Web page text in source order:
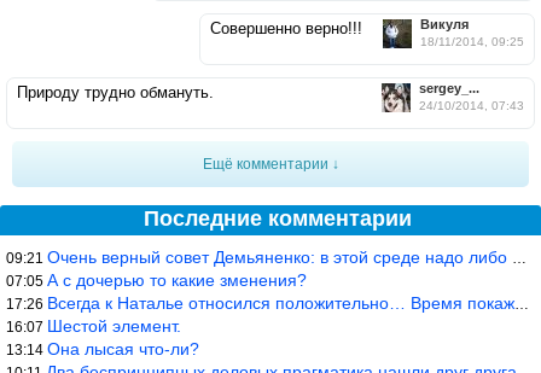
Викуля
18/11/2014, 09:25
Совершенно верно!!!
sergey_...
24/10/2014, 07:43
Природу трудно обмануть.
Ещё комментарии ↓
Последние комментарии
09:21 Очень верный совет Демьяненко: в этой среде надо либо иметь зубы
07:05 А с дочерью то какие зменения?
17:26 Всегда к Наталье относился положительно… Время покажет, что буде
16:07 Шестой элемент.
13:14 Она лысая что-ли?